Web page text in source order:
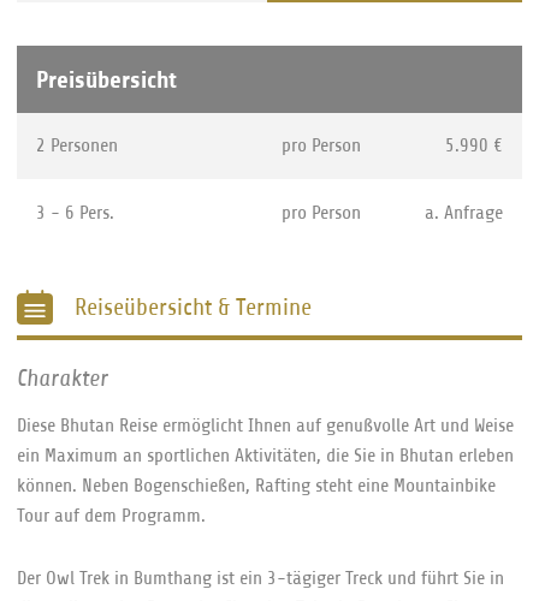
Preisübersicht
2 Personen pro Person 5.990 €
3 - 6 Pers. pro Person a. Anfrage
Reiseübersicht & Termine
Charakter
Diese Bhutan Reise ermöglicht Ihnen auf genußvolle Art und Weise
ein Maximum an sportlichen Aktivitäten, die Sie in Bhutan erleben
können. Neben Bogenschießen, Rafting steht eine Mountainbike
Tour auf dem Programm.
Der Owl Trek in Bumthang ist ein 3-tägiger Treck und führt Sie in